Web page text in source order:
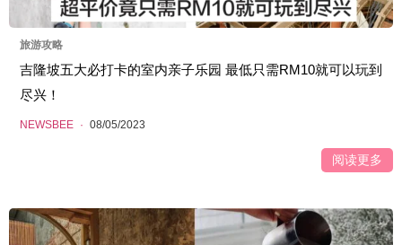
旅游攻略
吉隆坡五大必打卡的室内亲子乐园 最低只需RM10就可以玩到
尽兴！
NEWSBEE · 08/05/2023
阅读更多